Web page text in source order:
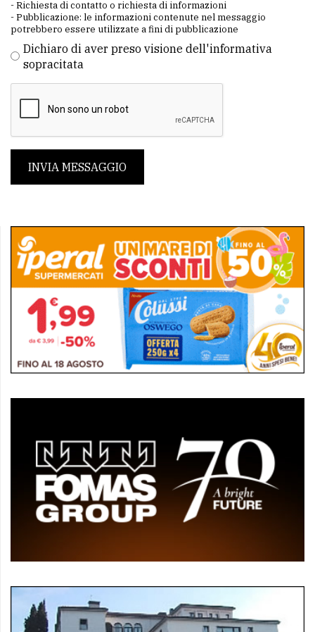
- Richiesta di contatto o richiesta di informazioni
- Pubblicazione: le informazioni contenute nel messaggio
potrebbero essere utilizzate a fini di pubblicazione
Dichiaro di aver preso visione dell'informativa
sopracitata
INVIA MESSAGGIO